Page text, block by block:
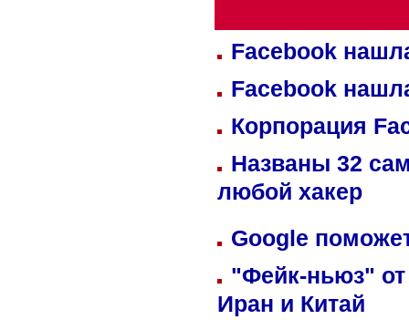
Facebook
Facebook
Корпорация
Названы 32
любой хакер
Google
"Фейк-ньюз" от
Иран и Китай